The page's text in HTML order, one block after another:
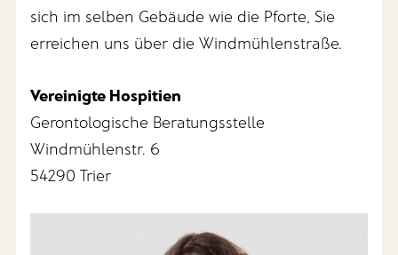
sich im selben Gebäude wie die Pforte, Sie
erreichen uns über die Windmühlenstraße.
Vereinigte Hospitien
Gerontologische Beratungsstelle
Windmühlenstr. 6
54290 Trier